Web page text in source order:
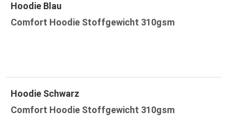
Hoodie Blau
Comfort Hoodie Stoffgewicht 310gsm
Hoodie Schwarz
Comfort Hoodie Stoffgewicht 310gsm